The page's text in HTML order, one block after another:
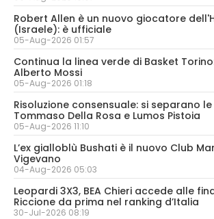
Robert Allen è un nuovo giocatore
(Israele): è ufficiale
05-Aug-2026 01:57
Continua la linea verde di Basket
Alberto Mossi
05-Aug-2026 01:18
Risoluzione consensuale: si separano
Tommaso Della Rosa e Lumos Pistoia
05-Aug-2026 11:10
L’ex gialloblù Bushati è il nuovo Club
Vigevano
04-Aug-2026 05:03
Leopardi 3X3, BEA Chieri accede alle
Riccione da prima nel ranking d’Italia
30-Jul-2026 08:19